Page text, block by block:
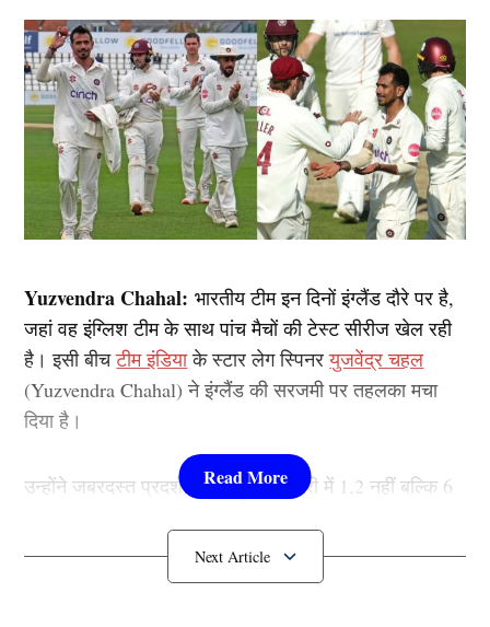
Yuzvendra Chahal:भारतीय टीम इन दिनों इंग्लैंड दौरे पर है,
जहां वह इंग्लिश टीम के साथ पांच मैचों की टेस्ट सीरीज खेल रही
है। इसी बीचटीम इंडियाके स्टार लेग स्पिनरयुजवेंद्र चहल
(Yuzvendra Chahal) ने इंग्लैंड की सरजमी पर तहलका मचा
दिया है।
उन्होंने जबरदस्त प्रदर्शन करते हुए एक पारी में 1,2 नहीं बल्कि 6
आपको बताते है चहल के इस धमाकेदार प्रदर्शन के बारे में विस्तार